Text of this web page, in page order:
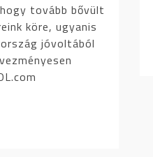
tovább bővült
köre, ugyanis
jóvoltából